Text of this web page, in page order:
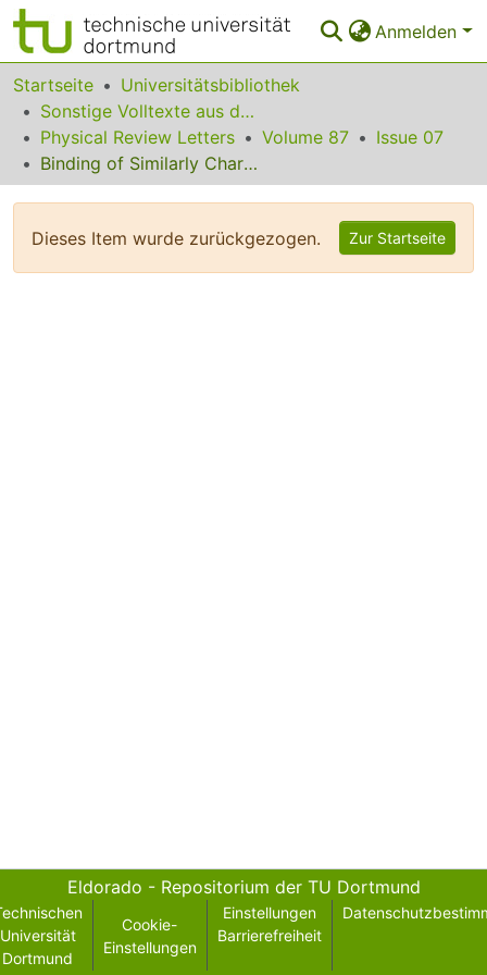
Anmelden
Bereiche & Sammlungen
Das gesamte Repositorium
Statistiken
Startseite
Universitätsbibliothek
Sonstige Volltexte aus dem Bibliotheksangebot
Physical Review Letters
Volume 87
Issue 07
Binding of Similarly Charged Plates with Counterions Only
Dieses Item wurde zurückgezogen. Zur Startseite
Eldorado - Repositorium der TU Dortmund
Universität
Dortmund
Cookie-
Einstellungen
Einstellungen
Barrierefreiheit